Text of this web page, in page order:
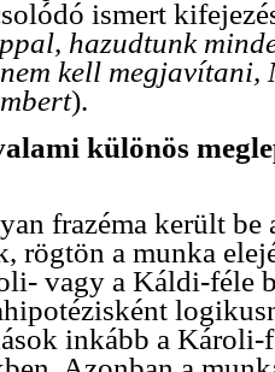
ismert
hazudtunk
kell megjavítani,
).
különös
frazéma került be
rögtön a munka
vagy a Káldi-féle
inkább a